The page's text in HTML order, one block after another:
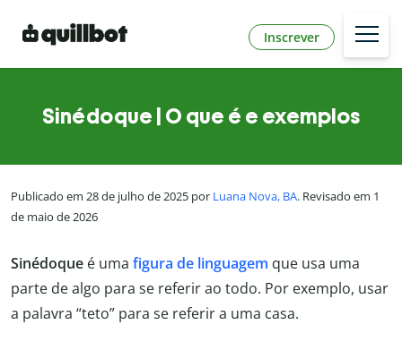
Inscrever
Sinédoque | O que é e exemplos
Publicado em 28 de julho de 2025 por Luana Nova, BA. Revisado em 1
de maio de 2026
Sinédoque é uma figura de linguagem que usa uma
parte de algo para se referir ao todo. Por exemplo, usar
a palavra “teto” para se referir a uma casa.